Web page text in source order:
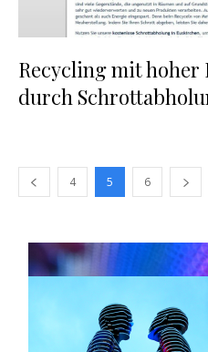
Recycling mit
durch
4 5 6